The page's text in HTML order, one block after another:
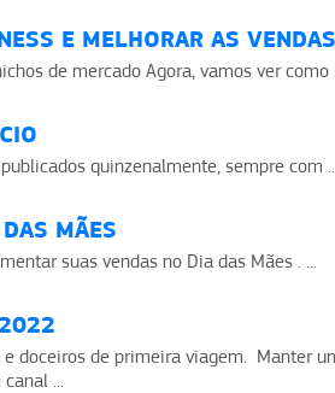
E MELHORAR AS VENDAS
de mercado Agora, vamos ver como ...
quinzenalmente, sempre com ...
MÃES
suas vendas no Dia das Mães . ...
2022
doceiros de primeira viagem. Manter
...